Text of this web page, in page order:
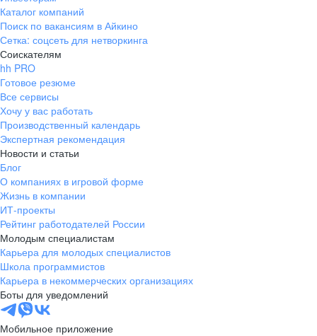
Каталог компаний
Поиск по вакансиям в Айкино
Сетка: соцсеть для нетворкинга
Соискателям
hh PRO
Готовое резюме
Все сервисы
Хочу у вас работать
Производственный календарь
Экспертная рекомендация
Новости и статьи
Блог
О компаниях в игровой форме
Жизнь в компании
ИТ-проекты
Рейтинг работодателей России
Молодым специалистам
Карьера для молодых специалистов
Школа программистов
Карьера в некоммерческих организациях
Боты для уведомлений
Мобильное приложение